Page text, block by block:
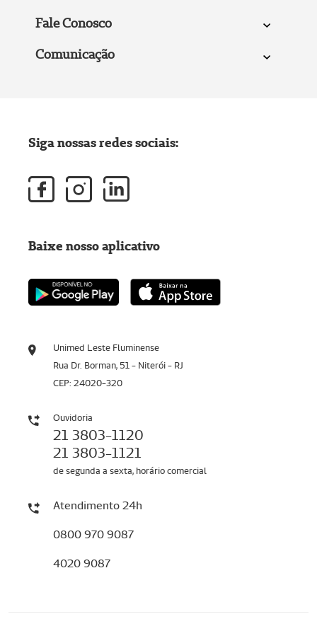
Fale Conosco
Comunicação
Unimed Leste Fluminense
Rua Dr. Borman, 51 - Niterói - RJ
CEP: 24020-320
Ouvidoria
21 3803-1120
21 3803-1121
de segunda a sexta, horário comercial
Atendimento 24h
0800 970 9087
4020 9087
Siga nossas redes sociais:
Baixe nosso aplicativo